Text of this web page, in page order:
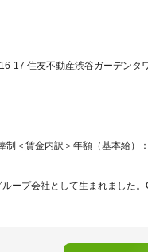
17 住友不動産渋谷ガーデンタ
制＜賃金内訳＞年額（基本給）
ープ会社として生まれました